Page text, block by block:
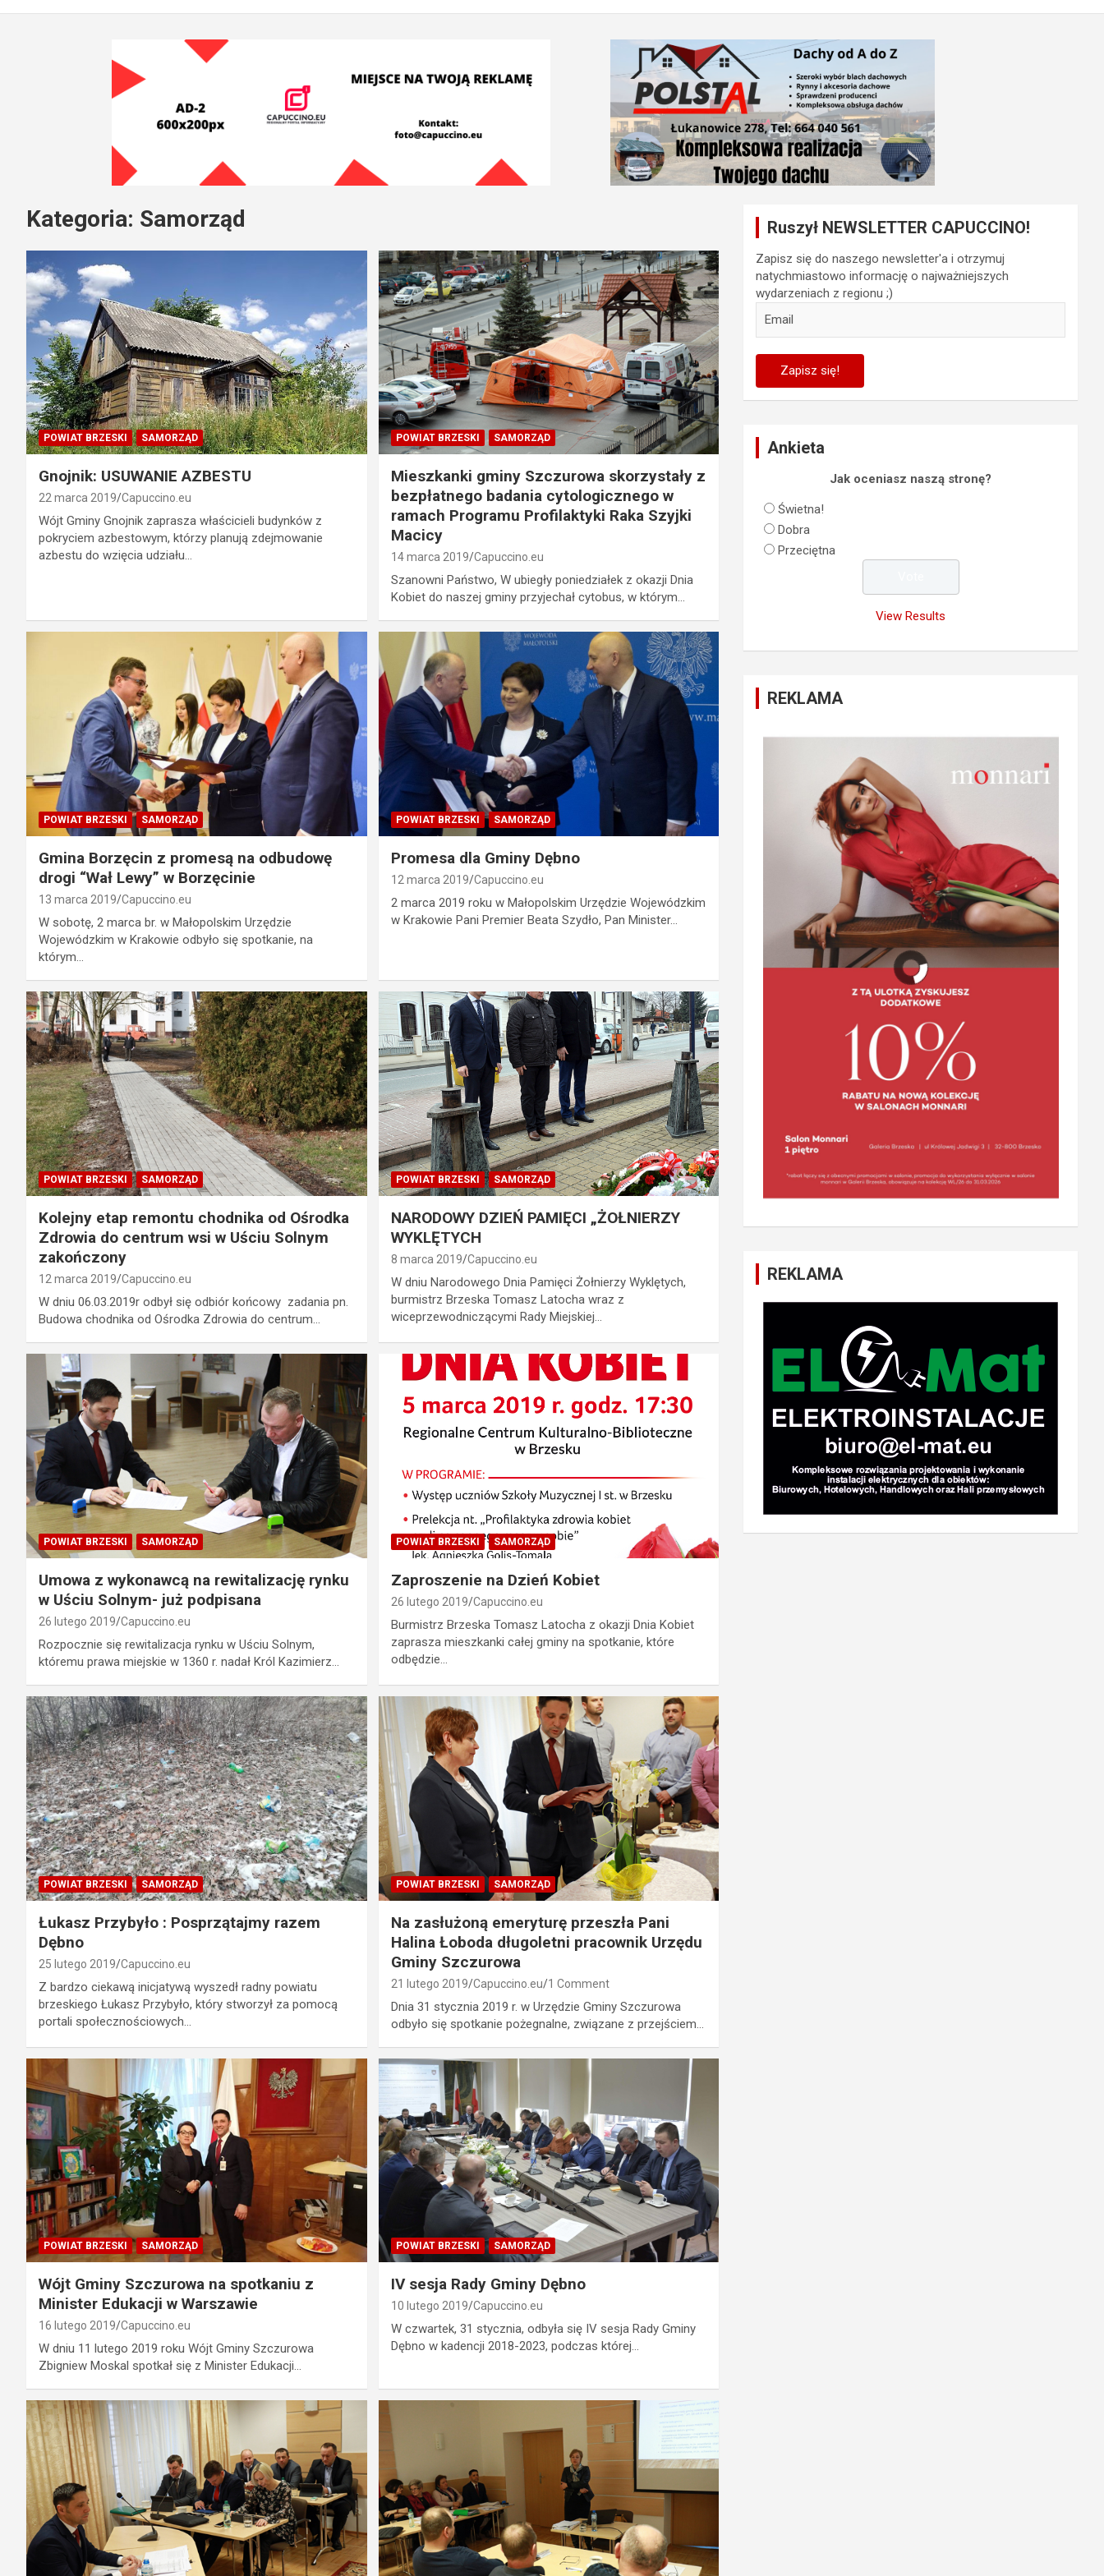
Kategoria: Samorząd
POWIAT BRZESKI SAMORZĄD
Gnojnik: USUWANIE AZBESTU
22 marca 2019 Capuccino.eu
Wójt Gminy Gnojnik zaprasza właścicieli budynków z
pokryciem azbestowym, którzy planują zdejmowanie
azbestu do wzięcia udziału…
POWIAT BRZESKI SAMORZĄD
Mieszkanki gminy Szczurowa skorzystały z
bezpłatnego badania cytologicznego w
ramach Programu Profilaktyki Raka Szyjki
Macicy
14 marca 2019 Capuccino.eu
Szanowni Państwo, W ubiegły poniedziałek z okazji Dnia
Kobiet do naszej gminy przyjechał cytobus, w którym…
POWIAT BRZESKI SAMORZĄD
Gmina Borzęcin z promesą na odbudowę
drogi “Wał Lewy” w Borzęcinie
13 marca 2019 Capuccino.eu
W sobotę, 2 marca br. w Małopolskim Urzędzie
Wojewódzkim w Krakowie odbyło się spotkanie, na
którym…
POWIAT BRZESKI SAMORZĄD
Promesa dla Gminy Dębno
12 marca 2019 Capuccino.eu
2 marca 2019 roku w Małopolskim Urzędzie Wojewódzkim
w Krakowie Pani Premier Beata Szydło, Pan Minister…
POWIAT BRZESKI SAMORZĄD
Kolejny etap remontu chodnika od Ośrodka
Zdrowia do centrum wsi w Uściu Solnym
zakończony
12 marca 2019 Capuccino.eu
W dniu 06.03.2019r odbył się odbiór końcowy zadania pn.
Budowa chodnika od Ośrodka Zdrowia do centrum…
POWIAT BRZESKI SAMORZĄD
NARODOWY DZIEŃ PAMIĘCI „ŻOŁNIERZY
WYKLĘTYCH
8 marca 2019 Capuccino.eu
W dniu Narodowego Dnia Pamięci Żołnierzy Wyklętych,
burmistrz Brzeska Tomasz Latocha wraz z
wiceprzewodniczącymi Rady Miejskiej…
POWIAT BRZESKI SAMORZĄD
Umowa z wykonawcą na rewitalizację rynku
w Uściu Solnym- już podpisana
26 lutego 2019 Capuccino.eu
Rozpocznie się rewitalizacja rynku w Uściu Solnym,
któremu prawa miejskie w 1360 r. nadał Król Kazimierz…
POWIAT BRZESKI SAMORZĄD
Zaproszenie na Dzień Kobiet
26 lutego 2019 Capuccino.eu
Burmistrz Brzeska Tomasz Latocha z okazji Dnia Kobiet
zaprasza mieszkanki całej gminy na spotkanie, które
odbędzie…
POWIAT BRZESKI SAMORZĄD
Łukasz Przybyło : Posprzątajmy razem
Dębno
25 lutego 2019 Capuccino.eu
Z bardzo ciekawą inicjatywą wyszedł radny powiatu
brzeskiego Łukasz Przybyło, który stworzył za pomocą
portali społecznościowych…
POWIAT BRZESKI SAMORZĄD
Na zasłużoną emeryturę przeszła Pani
Halina Łoboda długoletni pracownik Urzędu
Gminy Szczurowa
21 lutego 2019 Capuccino.eu 1 Comment
Dnia 31 stycznia 2019 r. w Urzędzie Gminy Szczurowa
odbyło się spotkanie pożegnalne, związane z przejściem…
POWIAT BRZESKI SAMORZĄD
Wójt Gminy Szczurowa na spotkaniu z
Minister Edukacji w Warszawie
16 lutego 2019 Capuccino.eu
W dniu 11 lutego 2019 roku Wójt Gminy Szczurowa
Zbigniew Moskal spotkał się z Minister Edukacji…
POWIAT BRZESKI SAMORZĄD
IV sesja Rady Gminy Dębno
10 lutego 2019 Capuccino.eu
W czwartek, 31 stycznia, odbyła się IV sesja Rady Gminy
Dębno w kadencji 2018-2023, podczas której…
Ruszył NEWSLETTER CAPUCCINO!
Zapisz się do naszego newsletter'a i otrzymuj
natychmiastowo informację o najważniejszych
wydarzeniach z regionu ;)
Ankieta
Jak oceniasz naszą stronę?
Świetna!
Dobra
Przeciętna
View Results
REKLAMA
REKLAMA